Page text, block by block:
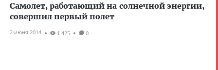
Самолет, работающий на солнечной энергии,
совершил первый полет
2 июня 2014 1 425 0